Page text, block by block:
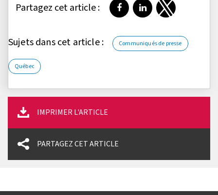
Partagez cet article : Partager sur Facebook
Partager surPartager sur
Sujets dans cet article : Communiqués de presse
Québec
IMPRIMER L'ARTICLE
PARTAGEZ CET ARTICLE